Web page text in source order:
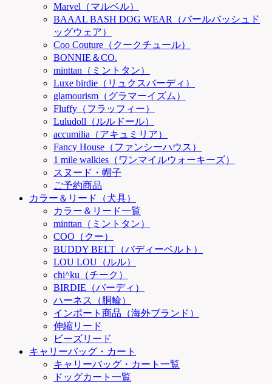
Marvel（マルベル）
BAAAL BASH DOG WEAR（バールバッシュド
ッグウェア）
Coo Couture（クークチュール）
BONNIE＆CO.
minttan（ミントタン）
Luxe birdie（リュクスバーディ）
glamourism（グラマーイズム）
Fluffy（フラッフィー）
Luludoll（ルルドール）
accumilia（アキュミリア）
Fancy House（ファンシーハウス）
1 mile walkies（ワンマイルウォーキーズ）
スヌード・帽子
ご予約商品
カラー＆リード（犬具）
カラー＆リード一覧
minttan（ミントタン）
COO（クー）
BUDDY BELT（バディーベルト）
LOU LOU（ルル）
chi^ku（チーク）
BIRDIE（バーディ）
ハーネス（胴輪）
インポート商品（海外ブランド）
伸縮リード
ビーズリード
キャリーバッグ・カート
キャリーバッグ・カート一覧
ドッグカート一覧